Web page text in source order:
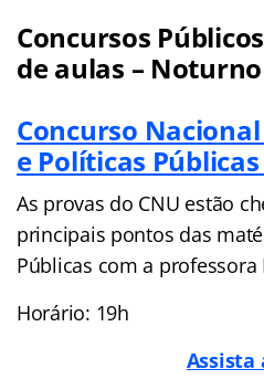
Concursos
de aulas – Noturno
Concurso
e Políticas
As provas do CNU estão
principais pontos das
Públicas com a professora
Horário: 19h
Assista